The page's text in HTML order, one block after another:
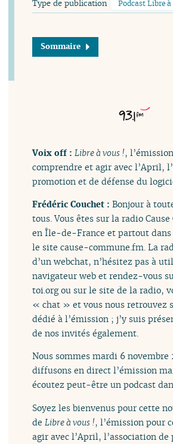
Type de publication Podcast Libre à
Sommaire
Voix off : Libre à vous !,
comprendre et agir avec l’April,
promotion et de défense du
Frédéric Couchet :Bonjour à
tous. Vous êtes sur la radio Cause
en Île-de-France et partout dans
le site cause-commune.fm. La
d’un webchat, n’hésitez pas à
navigateur web et rendez-vous
toi.org ou sur le site de la radio,
« chat » et vous nous retrouvez
dédié à l’émission ; j’y suis
de nos invités également.
Nous sommes mardi 6 novembre
diffusons en direct l’émission
écoutez peut-être un podcast
Soyez les bienvenus pour cette
deLibre à vous !, l’émission pour
agir avec l’April, l’association